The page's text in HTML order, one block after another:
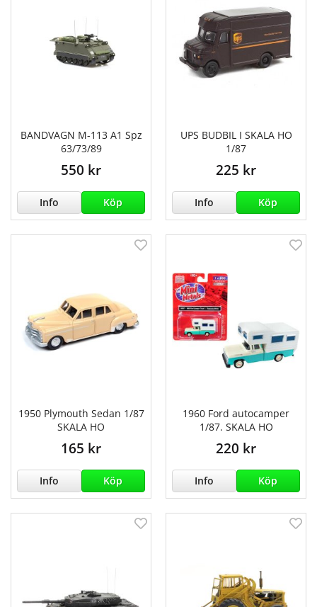
BANDVAGN M-113 A1 Spz
63/73/89
550 kr
Info Köp
UPS BUDBIL I SKALA HO
1/87
225 kr
Info Köp
1950 Plymouth Sedan 1/87
SKALA HO
165 kr
Info Köp
1960 Ford autocamper
1/87. SKALA HO
220 kr
Info Köp